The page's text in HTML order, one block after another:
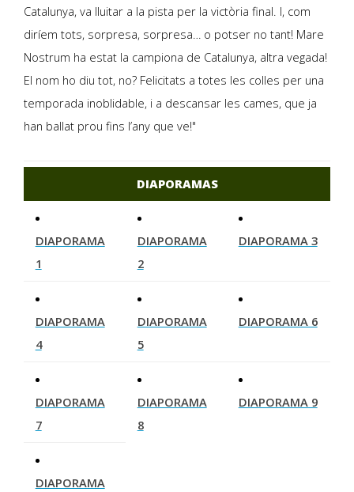
Catalunya, va lluitar a la pista per la victòria final. I, com
diríem tots, sorpresa, sorpresa… o potser no tant! Mare
Nostrum ha estat la campiona de Catalunya, altra vegada!
El nom ho diu tot, no? Felicitats a totes les colles per una
temporada inoblidable, i a descansar les cames, que ja
han ballat prou fins l’any que ve!"
DIAPORAMAS
DIAPORAMA
1
DIAPORAMA
2
DIAPORAMA 3
DIAPORAMA
4
DIAPORAMA
5
DIAPORAMA 6
DIAPORAMA
7
DIAPORAMA
8
DIAPORAMA 9
DIAPORAMA